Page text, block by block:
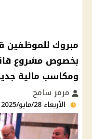
مبروك للموظفين
بخصوص مشروع
ومكاسب مالية
مرمر سامح
الأربعاء 28/مايو/2025 - 06:00 ص